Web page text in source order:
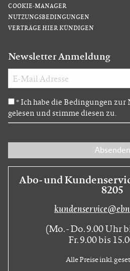
COOKIE-MANAGER
NUTZUNGSBEDINGUNGEN
VERTRÄGE HIER KÜNDIGEN
Newsletter Anmeldung
* Ich habe die Bedingungen
gelesen und stimme diesen zu.
Absenden
Abo- und
8205
(Mo. - Do. 9.00 Uhr
Fr. 9.00 bis
Alle Preise inkl.